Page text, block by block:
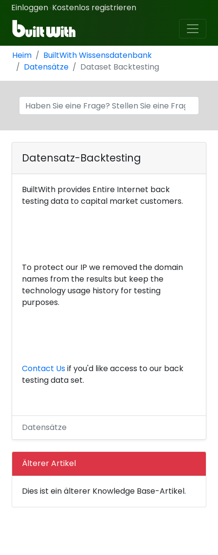
Einloggen · Kostenlos registrieren
Heim
BuiltWith Wissensdatenbank
Datensätze
Dataset Backtesting
Datensatz-Backtesting
BuiltWith provides Entire Internet back
testing data to capital market customers.
To protect our IP we removed the domain
names from the results but keep the
technology usage history for testing
purposes.
Contact Usif you'd like access to our back
testing data set.
Datensätze
Älterer Artikel
Dies ist ein älterer Knowledge Base-Artikel.